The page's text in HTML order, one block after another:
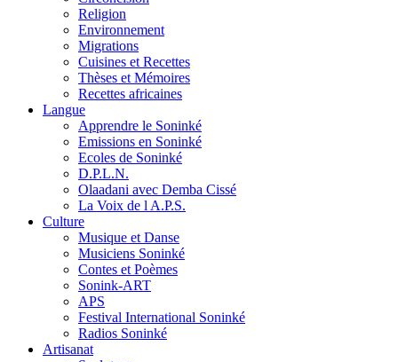
Religion
Environnement
Migrations
Cuisines et Recettes
Thèses et Mémoires
Recettes africaines
Langue
Apprendre le Soninké
Emissions en Soninké
Ecoles de Soninké
D.P.L.N.
Olaadani avec Demba Cissé
La Voix de l A.P.S.
Culture
Musique et Danse
Musiciens Soninké
Contes et Poèmes
Sonink-ART
APS
Festival International Soninké
Radios Soninké
Artisanat